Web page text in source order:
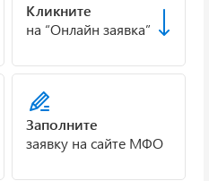
Кликните
на “Онлайн заявка”
Заполните
заявку на сайте МФО